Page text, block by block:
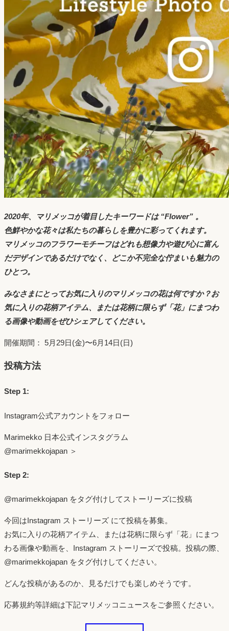
2020年、マリメッコが着目したキーワードは “Flower” 。
色鮮やかな花々は私たちの暮らしを豊かに彩ってくれます。
マリメッコのフラワーモチーフはどれも想像力や遊び心に富ん
だデザインであるだけでなく、どこか不完全な佇まいも魅力の
ひとつ。
みなさまにとってお気に入りのマリメッコの花は何ですか？お
気に入りの花柄アイテム、または花柄に限らず「花」にまつわ
る画像や動画をぜひシェアしてください。
開催期間： 5月29日(金)〜6月14日(日)
投稿方法
Step 1:
Instagram公式アカウントをフォロー
Marimekko 日本公式インスタグラム
@marimekkojapan ＞
Step 2:
@marimekkojapan をタグ付けしてストーリーズに投稿
今回はInstagram ストーリーズ にて投稿を募集。
お気に入りの花柄アイテム、または花柄に限らず「花」にまつ
わる画像や動画を、Instagram ストーリーズで投稿。投稿の際、
@marimekkojapan をタグ付けしてください。
どんな投稿があるのか、見るだけでも楽しめそうです。
応募規約等詳細は下記マリメッコニュースをご参照ください。